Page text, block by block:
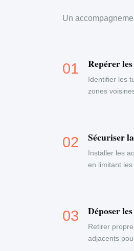
Un
Repérer
Identifier les
zones
Sécuriser
Installer les
en limitant
Déposer
Retirer
adjacents